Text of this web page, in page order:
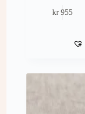
kr955